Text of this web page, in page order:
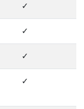
✓
✓
✓
✓